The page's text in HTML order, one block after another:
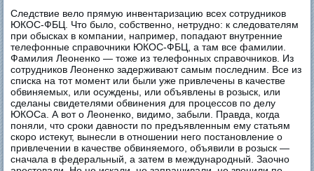
Следствие вело прямую инвентаризацию всех сотрудников
ЮКОС-ФБЦ. Что было, собственно, нетрудно: к следователям
при обысках в компании, например, попадают внутренние
телефонные справочники ЮКОС-ФБЦ, а там все фамилии.
Фамилия Леоненко — тоже из телефонных справочников. Из
сотрудников Леоненко задерживают самым последним. Все из
списка на тот момент или были уже привлечены в качестве
обвиняемых, или осуждены, или объявлены в розыск, или
сделаны свидетелями обвинения для процессов по делу
ЮКОСа. А вот о Леоненко, видимо, забыли. Правда, когда
поняли, что сроки давности по предъявленным ему статьям
скоро истекут, вынесли в отношении него постановление о
привлечении в качестве обвиняемого, объявили в розыск —
сначала в федеральный, а затем в международный. Заочно